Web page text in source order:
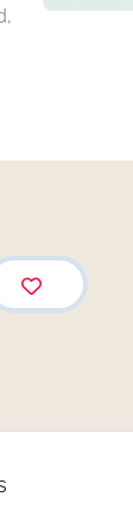
AM,